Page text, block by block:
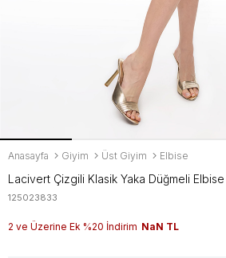
Anasayfa Giyim Üst Giyim Elbise
Lacivert Çizgili Klasik Yaka Düğmeli Elbise
125023833
2 ve Üzerine Ek %20 İndirim NaN TL